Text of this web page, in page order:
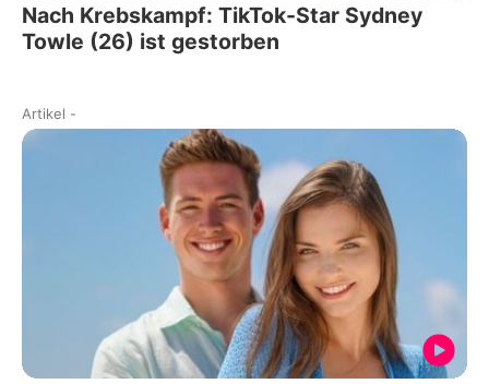
Nach Krebskampf: TikTok-Star Sydney
Towle (26) ist gestorben
Artikel -